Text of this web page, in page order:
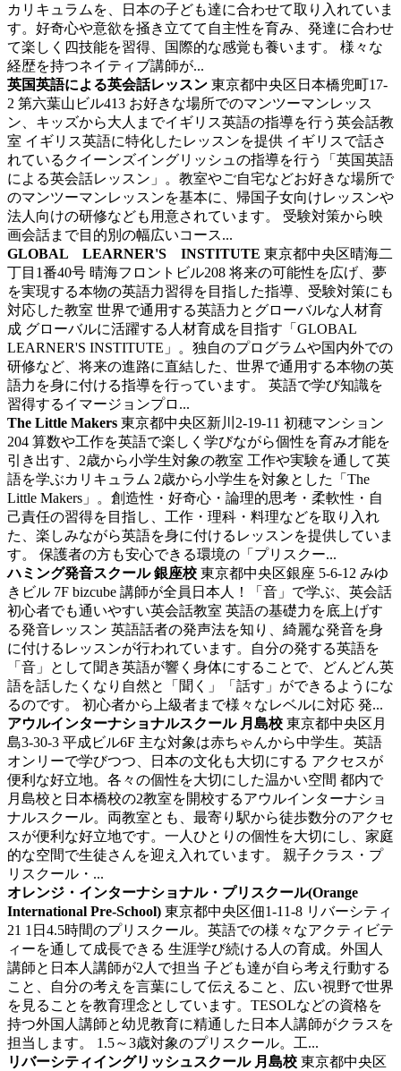
カリキュラムを、日本の子ども達に合わせて取り入れていま
す。好奇心や意欲を掻き立てて自主性を育み、発達に合わせ
て楽しく四技能を習得、国際的な感覚も養います。 様々な
経歴を持つネイティブ講師が...
英国英語による英会話レッスン 東京都中央区日本橋兜町17-
2 第六葉山ビル413 お好きな場所でのマンツーマンレッス
ン、キッズから大人までイギリス英語の指導を行う英会話教
室 イギリス英語に特化したレッスンを提供 イギリスで話さ
れているクイーンズイングリッシュの指導を行う「英国英語
による英会話レッスン」。教室やご自宅などお好きな場所で
のマンツーマンレッスンを基本に、帰国子女向けレッスンや
法人向けの研修なども用意されています。 受験対策から映
画会話まで目的別の幅広いコース...
GLOBAL LEARNER'S INSTITUTE 東京都中央区晴海二
丁目1番40号 晴海フロントビル208 将来の可能性を広げ、夢
を実現する本物の英語力習得を目指した指導、受験対策にも
対応した教室 世界で通用する英語力とグローバルな人材育
成 グローバルに活躍する人材育成を目指す「GLOBAL
LEARNER'S INSTITUTE」。独自のプログラムや国内外での
研修など、将来の進路に直結した、世界で通用する本物の英
語力を身に付ける指導を行っています。 英語で学び知識を
習得するイマージョンプロ...
The Little Makers 東京都中央区新川2-19-11 初穂マンション
204 算数や工作を英語で楽しく学びながら個性を育み才能を
引き出す、2歳から小学生対象の教室 工作や実験を通して英
語を学ぶカリキュラム 2歳から小学生を対象とした「The
Little Makers」。創造性・好奇心・論理的思考・柔軟性・自
己責任の習得を目指し、工作・理科・料理などを取り入れ
た、楽しみながら英語を身に付けるレッスンを提供していま
す。 保護者の方も安心できる環境の「プリスクー...
ハミング発音スクール 銀座校 東京都中央区銀座 5-6-12 みゆ
きビル 7F bizcube 講師が全員日本人！「音」で学ぶ、英会話
初心者でも通いやすい英会話教室 英語の基礎力を底上げす
る発音レッスン 英語話者の発声法を知り、綺麗な発音を身
に付けるレッスンが行われています。自分の発する英語を
「音」として聞き英語が響く身体にすることで、どんどん英
語を話したくなり自然と「聞く」「話す」ができるようにな
るのです。 初心者から上級者まで様々なレベルに対応 発...
アウルインターナショナルスクール 月島校 東京都中央区月
島3‐30‐3 平成ビル6F 主な対象は赤ちゃんから中学生。英語
オンリーで学びつつ、日本の文化も大切にする アクセスが
便利な好立地。各々の個性を大切にした温かい空間 都内で
月島校と日本橋校の2教室を開校するアウルインターナショ
ナルスクール。両教室とも、最寄り駅から徒歩数分のアクセ
スが便利な好立地です。一人ひとりの個性を大切にし、家庭
的な空間で生徒さんを迎え入れています。 親子クラス・プ
リスクール・...
オレンジ・インターナショナル・プリスクール(Orange
International Pre-School) 東京都中央区佃1-11-8 リバーシティ
21 1日4.5時間のプリスクール。英語での様々なアクティビテ
ィーを通して成長できる 生涯学び続ける人の育成。外国人
講師と日本人講師が2人で担当 子ども達が自ら考え行動する
こと、自分の考えを言葉にして伝えること、広い視野で世界
を見ることを教育理念としています。TESOLなどの資格を
持つ外国人講師と幼児教育に精通した日本人講師がクラスを
担当します。 1.5～3歳対象のプリスクール。工...
リバーシティイングリッシュスクール 月島校 東京都中央区